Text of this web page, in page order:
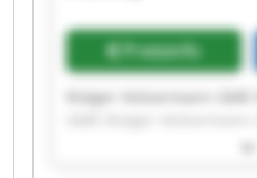
Preisinfo
Rütger Hülsermann
Hülsermann GME Rütger